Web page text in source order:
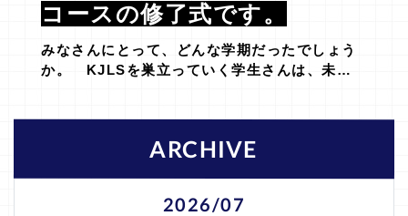
コースの修了式です。
みなさんにとって、どんな学期だったでしょう
か。 KJLSを巣立っていく学生さんは、未…
ARCHIVE
2026/07